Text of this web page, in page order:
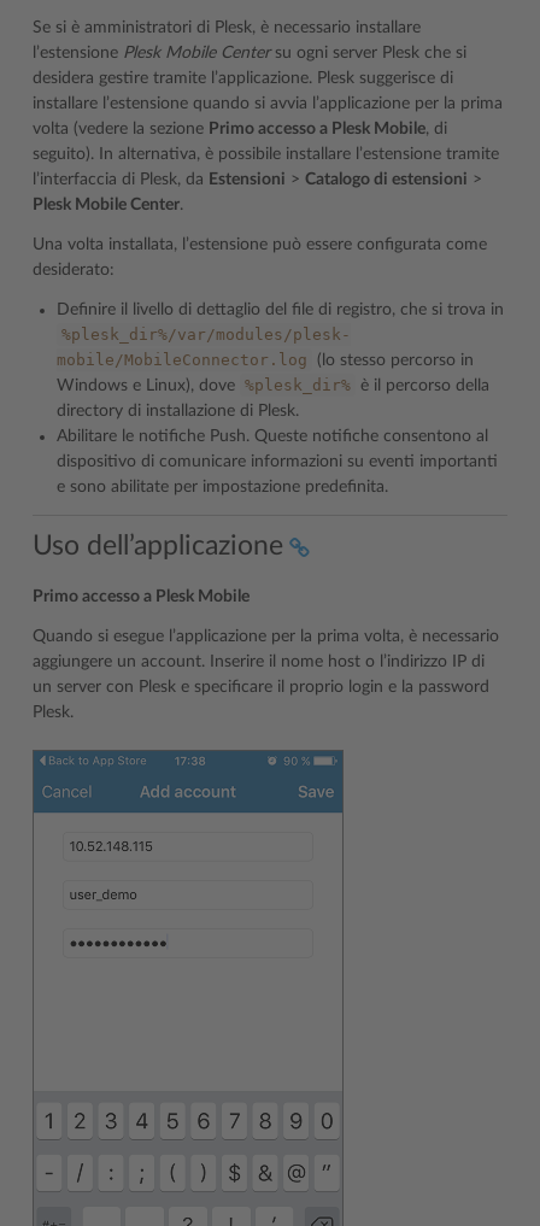
Se si è amministratori di Plesk, è necessario installare
l’estensione Plesk Mobile Centersu ogni server Plesk che si
desidera gestire tramite l’applicazione. Plesk suggerisce di
installare l’estensione quando si avvia l’applicazione per la prima
volta (vedere la sezione Primo accesso a Plesk Mobile, di
seguito). In alternativa, è possibile installare l’estensione tramite
l’interfaccia di Plesk, da Estensioni > Catalogo di estensioni >
Plesk Mobile Center.
Una volta installata, l’estensione può essere configurata come
desiderato:
Definire il livello di dettaglio del file di registro, che si trova in
%plesk_dir%/var/modules/plesk-
mobile/MobileConnector.log
(lo stesso percorso in
Windows e Linux), dove %plesk_dir% è il percorso della
directory di installazione di Plesk.
Abilitare le notifiche Push. Queste notifiche consentono al
dispositivo di comunicare informazioni su eventi importanti
e sono abilitate per impostazione predefinita.
Uso dell’applicazione
Primo accesso a Plesk Mobile
Quando si esegue l’applicazione per la prima volta, è necessario
aggiungere un account. Inserire il nome host o l’indirizzo IP di
un server con Plesk e specificare il proprio login e la password
Plesk.